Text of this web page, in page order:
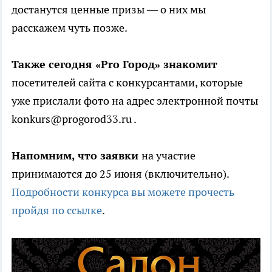
достанутся ценные призы — о них мы
расскажем чуть позже.
Также сегодня «Pro Город» знакомит
посетителей сайта с конкурсантами, которые
уже прислали фото на адрес электронной почты
konkurs@progorod33.ru .
Напомним, что заявки на участие
принимаются до 25 июня (включительно).
Подробности конкурса вы можете прочесть
пройдя по ссылке.